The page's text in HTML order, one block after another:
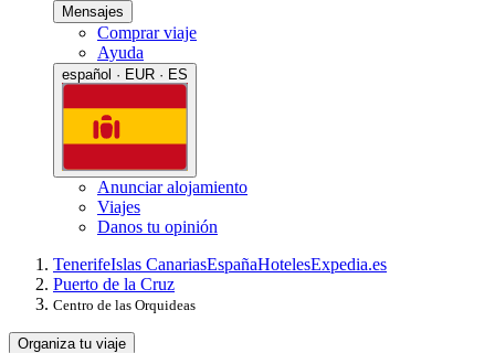
Mensajes
Comprar viaje
Ayuda
español · EUR · ES
Anunciar alojamiento
Viajes
Danos tu opinión
TenerifeIslas CanariasEspañaHotelesExpedia.es
Puerto de la Cruz
Centro de las Orquideas
Organiza tu viaje